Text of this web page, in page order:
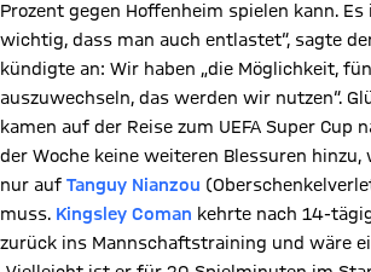
Prozent gegen Hoffenheim spielen kann.
wichtig, dass man auch entlastet“, sagte
kündigte an: Wir haben „die Möglichkeit,
auszuwechseln, das werden wir nutzen“.
kamen auf der Reise zum UEFA Super Cup
der Woche keine weiteren Blessuren hinzu,
nur auf Tanguy Nianzou
muss. Kingsley Coman kehrte nach 14-
zurück ins Mannschaftstraining und wäre